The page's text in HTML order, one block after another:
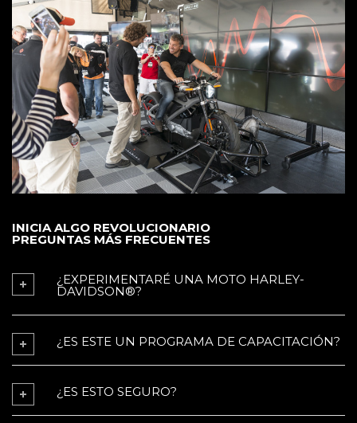
INICIA ALGO REVOLUCIONARIO
PREGUNTAS MÁS FRECUENTES
¿EXPERIMENTARÉ UNA MOTO HARLEY-
DAVIDSON®?
¿ES ESTE UN PROGRAMA DE CAPACITACIÓN?
¿ES ESTO SEGURO?